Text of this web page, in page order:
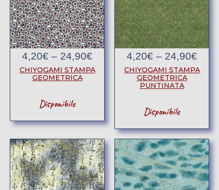
4,20€ – 24,90€
CHIYOGAMI STAMPA
GEOMETRICA
Disponibile
4,20€ – 24,90€
CHIYOGAMI STAMPA
GEOMETRICA
PUNTINATA
Disponibile